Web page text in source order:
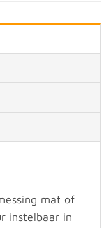
mat of
instelbaar in